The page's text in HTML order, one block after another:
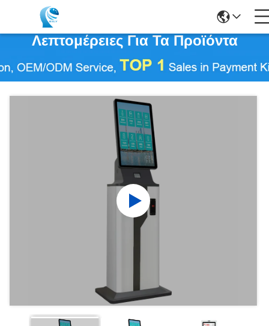
Λεπτομέρειες Για Τα Προϊόντα